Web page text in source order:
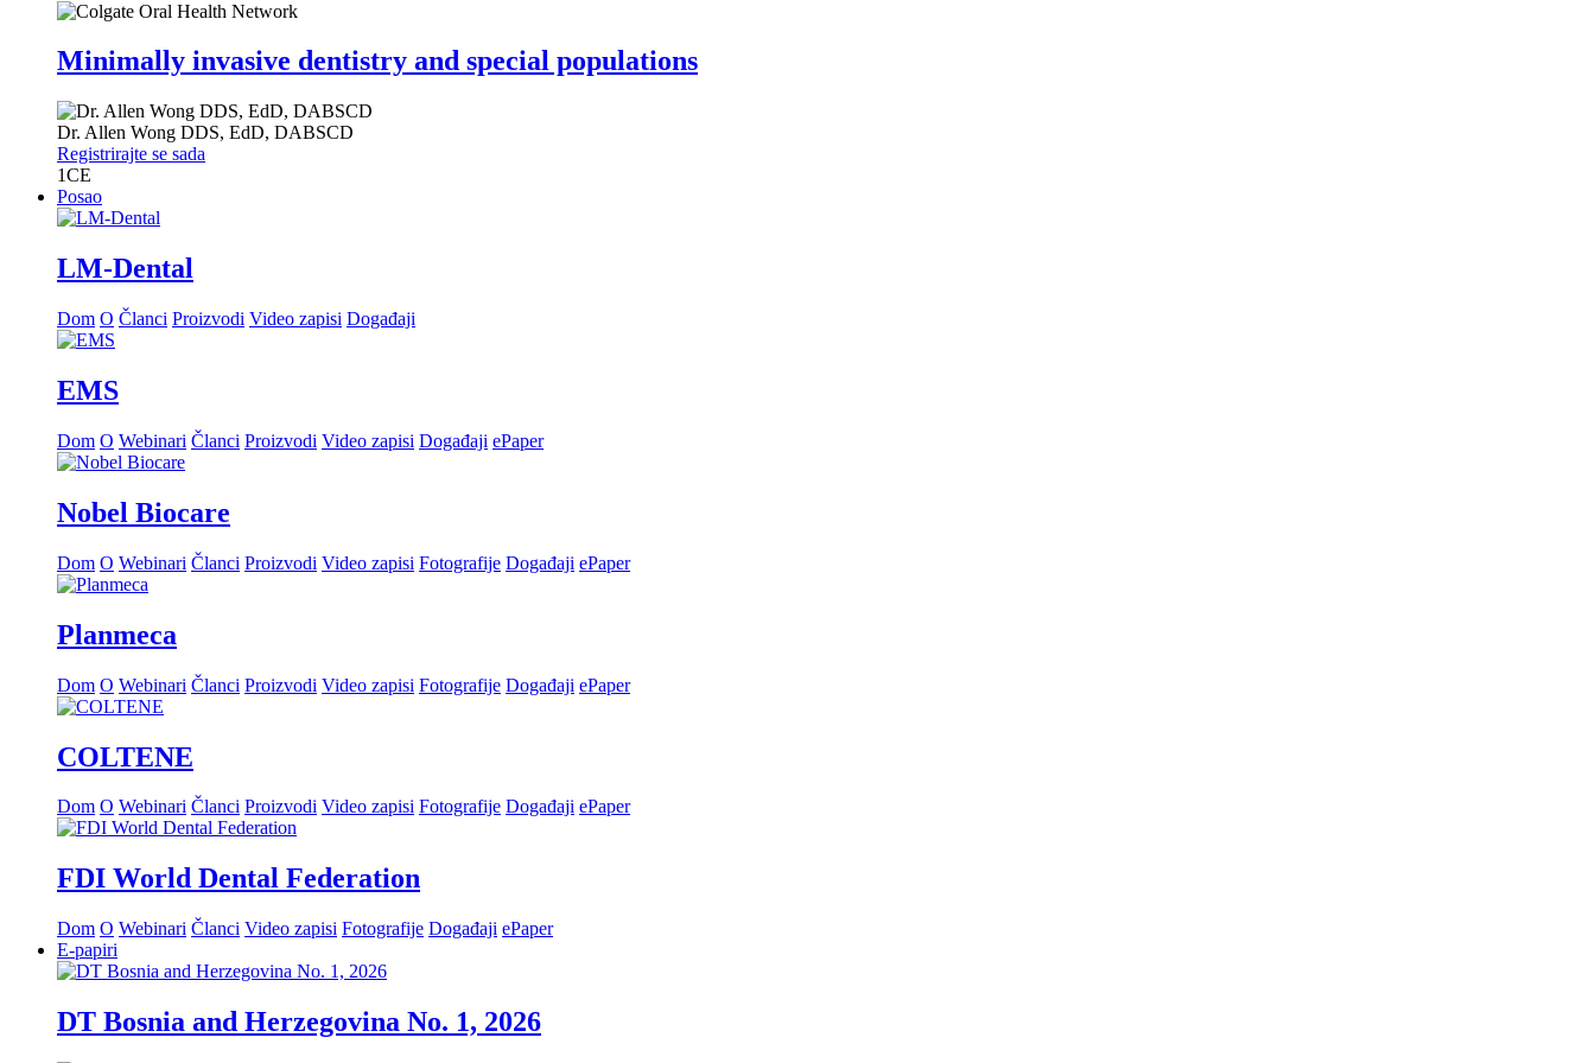
Minimally invasive dentistry and special populations
Dr. Allen Wong DDS, EdD, DABSCD
Registrirajte se sada
1CE
Posao
LM-Dental
Dom O Članci Proizvodi Video zapisi Događaji
EMS
Dom O Webinari Članci Proizvodi Video zapisi Događaji ePaper
Nobel Biocare
Dom O Webinari Članci Proizvodi Video zapisi Fotografije Događaji ePaper
Planmeca
Dom O Webinari Članci Proizvodi Video zapisi Fotografije Događaji ePaper
COLTENE
Dom O Webinari Članci Proizvodi Video zapisi Fotografije Događaji ePaper
FDI World Dental Federation
Dom O Webinari Članci Video zapisi Fotografije Događaji ePaper
E-papiri
DT Bosnia and Herzegovina No. 1, 2026